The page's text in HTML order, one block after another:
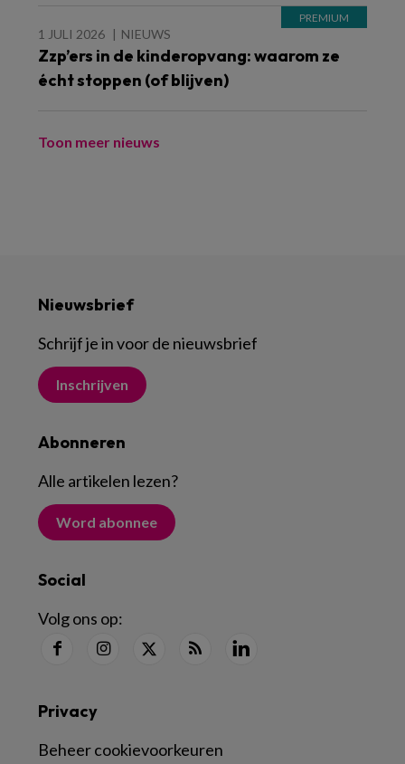
1 JULI 2026 NIEUWS
Zzp’ers in de kinderopvang: waarom ze
écht stoppen (of blijven)
Toon meer nieuws
Nieuwsbrief
Schrijf je in voor de nieuwsbrief
Inschrijven
Abonneren
Alle artikelen lezen?
Word abonnee
Social
Volg ons op:
Privacy
Beheer cookievoorkeuren